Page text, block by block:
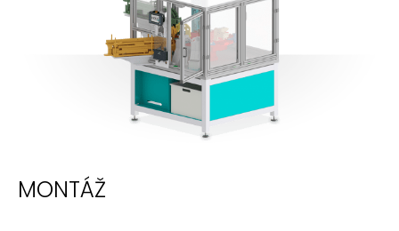
MONTÁŽ